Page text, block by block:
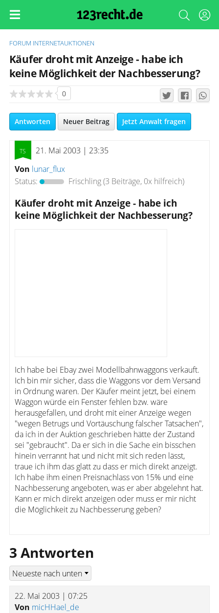
FORUM INTERNETAUKTIONEN
Käufer droht mit Anzeige - habe ich
keine Möglichkeit der Nachbesserung?
0
Antworten Neuer Beitrag Jetzt Anwalt fragen
21. Mai 2003 | 23:35
Von lunar_flux
Status:
Frischling(3 Beiträge, 0x hilfreich)
Käufer droht mit Anzeige - habe ich
keine Möglichkeit der Nachbesserung?
Ich habe bei Ebay zwei Modellbahnwaggons verkauft.
Ich bin mir sicher, dass die Waggons vor dem Versand
in Ordnung waren. Der Käufer meint jetzt, bei einem
Waggon würde ein Fenster fehlen bzw. wäre
herausgefallen, und droht mit einer Anzeige wegen
"wegen Betrugs und Vortäuschung falscher Tatsachen",
da ich in der Auktion geschrieben hätte der Zustand
sei "gebraucht". Da er sich in die Sache ein bisschen
hinein verrannt hat und nicht mit sich reden lässt,
traue ich ihm das glatt zu dass er mich direkt anzeigt.
Ich habe ihm einen Preisnachlass von 15% und eine
Nachbesserung angeboten, was er aber abgelehnt hat.
Kann er mich direkt anzeigen oder muss er mir nicht
die Möglichkeit zu Nachbesserung geben?
3 Antworten
22. Mai 2003 | 07:25
Von micHHael_de